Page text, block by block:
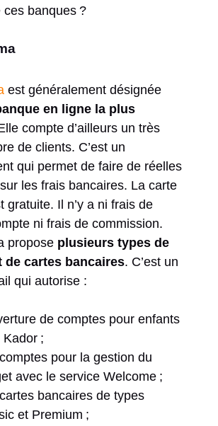
ces banques ?
est généralement désignée
en ligne la plus
compte d’ailleurs un très
de clients. C’est un
qui permet de faire de réelles
les frais bancaires. La carte
gratuite. Il n’y a ni frais de
ni frais de commission.
propose plusieurs types de
de cartes bancaires. C’est un
qui autorise :
de comptes pour enfants
Kador ;
pour la gestion du
avec le service Welcome ;
bancaires de types
et Premium ;